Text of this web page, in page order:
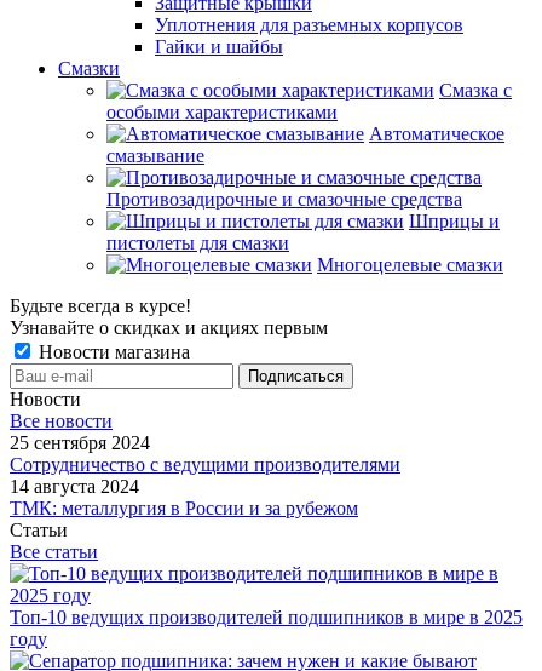
Уплотнения для разъемных корпусов
Гайки и шайбы
Смазки
Смазка с
особыми характеристиками
Автоматическое
смазывание
Противозадирочные и смазочные средства
Шприцы и
пистолеты для смазки
Многоцелевые смазки
Будьте всегда в курсе!
Узнавайте о скидках и акциях первым
Новости магазина
Новости
Все новости
25 сентября 2024
Сотрудничество с ведущими производителями
14 августа 2024
ТМК: металлургия в России и за рубежом
Статьи
Все статьи
Топ-10 ведущих производителей подшипников в мире в 2025
году